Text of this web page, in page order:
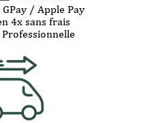
/ Apple Pay
4x sans frais